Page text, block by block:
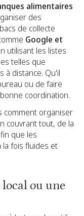
alimentaires
des
de collecte
Google et
utilisant les listes
telles que
à distance. Qu'il
ou de faire
coordination.
comment organiser
couvrant tout, de la
que les
fois fluides et
ou une